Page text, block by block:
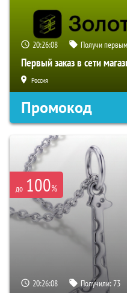
20:26:07 Получи
Первый заказ в сети
Россия
Промокод
до 100%
20:26:07 Получили:73